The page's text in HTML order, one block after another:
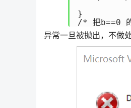
}
/* 把b==0 的
异常一旦被抛出，不做